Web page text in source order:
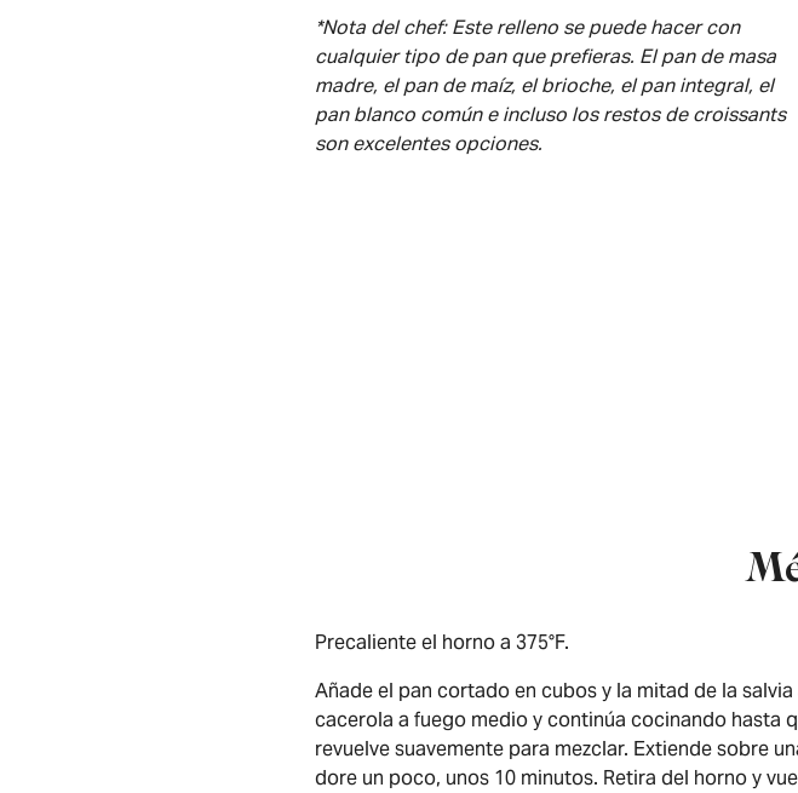
*Nota del chef: Este relleno se puede hacer con
cualquier tipo de pan que prefieras. El pan de masa
madre, el pan de maíz, el brioche, el pan integral, el
pan blanco común e incluso los restos de croissants
son excelentes opciones.
Precaliente el horno a 375°F.
Añade el pan cortado en cubos y la mitad de la
cacerola a fuego medio y continúa cocinando hasta
revuelve suavemente para mezclar. Extiende sobre
dore un poco, unos 10 minutos. Retira del horno y